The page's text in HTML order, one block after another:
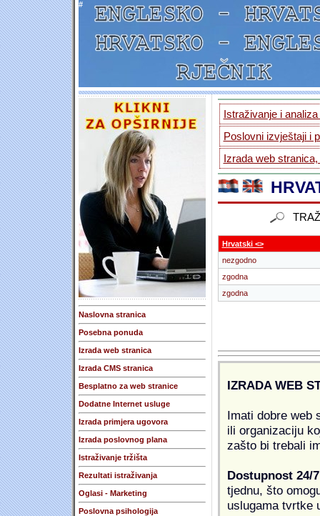
#
Naslovna stranica
Posebna ponuda
Izrada web stranica
Izrada CMS stranica
Besplatno za web stranice
Dodatne Internet usluge
Izrada primjera ugovora
Izrada poslovnog plana
Istraživanje tržišta
Rezultati istraživanja
Oglasi - Marketing
Poslovna psihologija
Istraživanje i
Poslovni izvještaji i
Izrada web
Hrvatski <>
nezgodno
zgodna
zgodna
IZRADA WEB
Imati dobre web
ili organizaciju
zašto bi trebali
Dostupnost 24/7
tjednu, što
uslugama tvrtke